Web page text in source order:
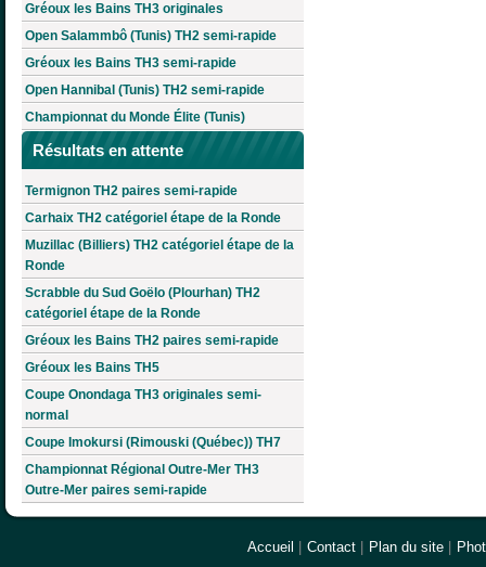
Gréoux les Bains TH3 originales
Open Salammbô (Tunis) TH2 semi-rapide
Gréoux les Bains TH3 semi-rapide
Open Hannibal (Tunis) TH2 semi-rapide
Championnat du Monde Élite (Tunis)
Résultats en attente
Termignon TH2 paires semi-rapide
Carhaix TH2 catégoriel étape de la Ronde
Muzillac (Billiers) TH2 catégoriel étape de la
Ronde
Scrabble du Sud Goëlo (Plourhan) TH2
catégoriel étape de la Ronde
Gréoux les Bains TH2 paires semi-rapide
Gréoux les Bains TH5
Coupe Onondaga TH3 originales semi-
normal
Coupe Imokursi (Rimouski (Québec)) TH7
Championnat Régional Outre-Mer TH3
Outre-Mer paires semi-rapide
Accueil Contact Plan du site